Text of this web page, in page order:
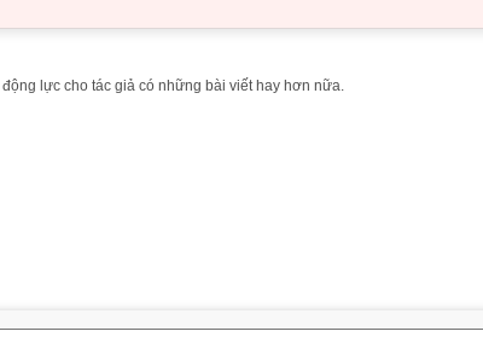
lực cho tác giả có những bài viết hay hơn nữa.